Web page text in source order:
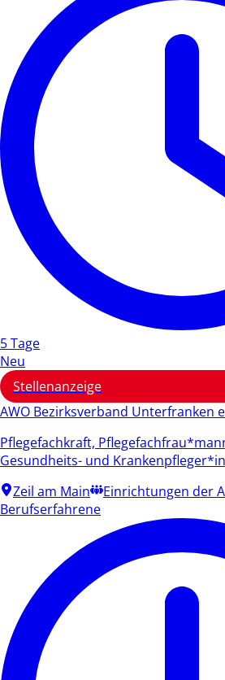
5 Tage
Neu
Stellenanzeige
AWO Bezirksverband Unterfranken
Pflegefachkraft,
Gesundheits- und
Zeil am Main
Einrichtungen der
Berufserfahrene